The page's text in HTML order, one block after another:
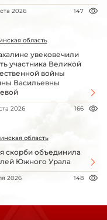
2026 147
область
увековечили
участника Великой
войны
Васильевны
2026 166
область
скорби объединила
Южного Урала
2026 148